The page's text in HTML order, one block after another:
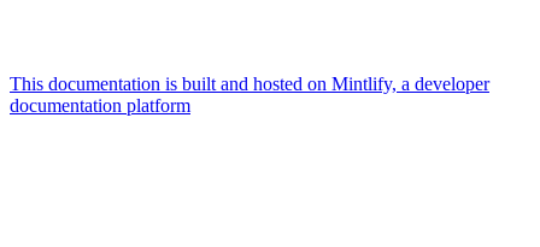
This documentation is built and hosted on Mintlify, a developer
documentation platform